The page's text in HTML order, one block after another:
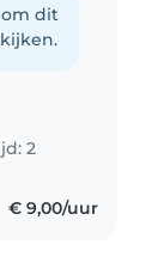
en
die
dit
2
€ 9,00/uur